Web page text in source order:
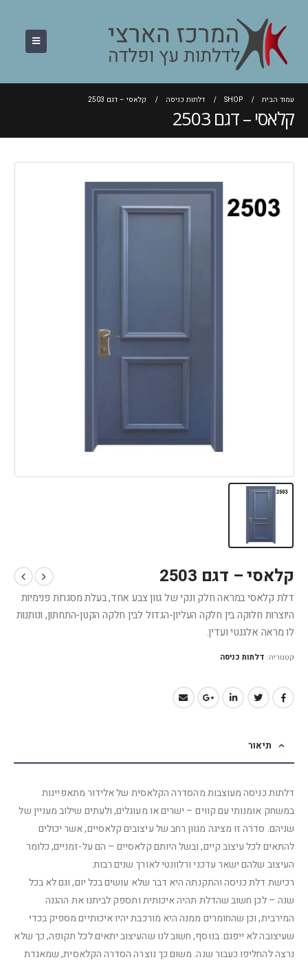
עמוד הבית SHOP דלתות כניסה קלאסי – דגם 2503
קלאסי – דגם 2503
קלאסי – דגם 2503
דלת קלאסי במראה חלק ונקי של גוון צבע אחד, בעלת מסגרות פנימיות
היוצרות חלוקה בין חלקה העליון-הגדול לבין חלקה הקטן-התחתון, ונותנות
לו מראה אלגנטי ועדין.
קטגוריה: דלתות כניסה
תיאור
דלתות כניסה מעוצבות מהסדרה הקלאסית של אלידור מתאפיינות
במשחק אומנותי עם קווים – ישרים או מעוגלים, ולעתים שילוב מעניין של
שניהם. סדרה זו מציגה מגוון רחב של עיצובים קלאסיים, אשר יכולים
להתאים לכל עיצוב קיים, ובשל היותם קלאסיים – הם על-זמניים, כלומר
העיצוב שלהם ישאר עדכני ורלוונטי לאורך שנים רבות.
רכישת דלת כניסה והתקנתה היא דבר שלא עושים בכל יום, וגם לא בכל
שנה – לכן חשוב שהדלת תהיה איכותית ותספק לביתנו את ההגנה
המירבית, וכן שהחומרים ממנה היא מורכבת יהיו איכותיים מספיק בכדי
שעיצובה לא ייפגם. בנוסף, חשוב לנו שהעיצוב יתאים לכל תקופה, כך שלא
נרצה להחליפו כעבור שנה. משום כך נוצרה הסדרה הקלאסית, שמאגדת